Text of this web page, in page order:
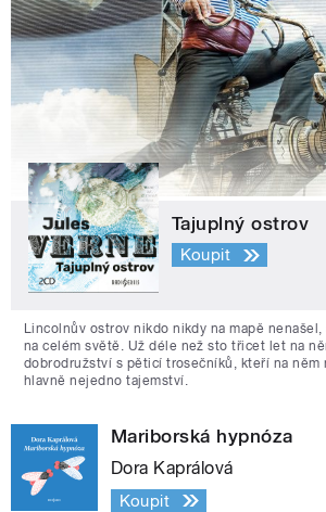
Tajuplný ostrov
Koupit
Lincolnův ostrov nikdo nikdy na mapě
na celém světě. Už déle než sto třicet let na
dobrodružství s pěticí trosečníků, kteří na něm
hlavně nejedno tajemství.
Mariborská hypnóza
Dora Kaprálová
Koupit